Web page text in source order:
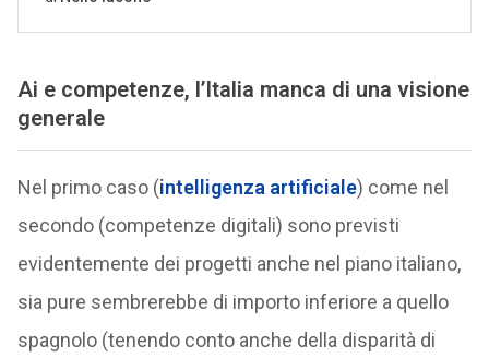
Ai e competenze, l’Italia manca di una visione
generale
Nel primo caso (intelligenza artificiale) come nel
secondo (competenze digitali) sono previsti
evidentemente dei progetti anche nel piano italiano,
sia pure sembrerebbe di importo inferiore a quello
spagnolo (tenendo conto anche della disparità di